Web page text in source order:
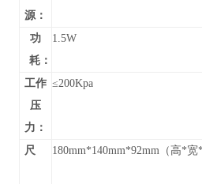
源：
功
耗：
1.5W
工作
压
力：
≤200Kpa
尺 180mm*140mm*92mm（高*宽*